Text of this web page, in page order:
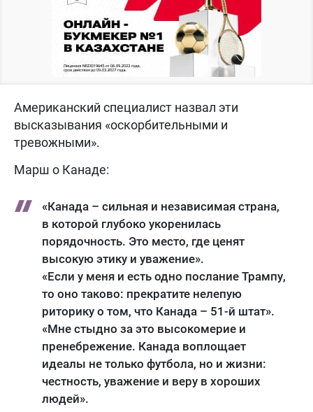
Американский специалист назвал эти
высказывания «оскорбительными и
тревожными».
Марш о Канаде:
«Канада – сильная и независимая страна,
в которой глубоко укоренилась
порядочность. Это место, где ценят
высокую этику и уважение».
«Если у меня и есть одно послание Трампу,
то оно таково: прекратите нелепую
риторику о том, что Канада – 51-й штат».
«Мне стыдно за это высокомерие и
пренебрежение. Канада воплощает
идеалы не только футбола, но и жизни:
честность, уважение и веру в хороших
людей».